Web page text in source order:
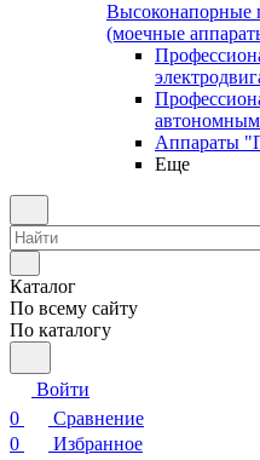
Высоконапорные
(моечные
Аппараты
Еще
Каталог
По всему сайту
По каталогу
Войти
0
Сравнение
0
Избранное